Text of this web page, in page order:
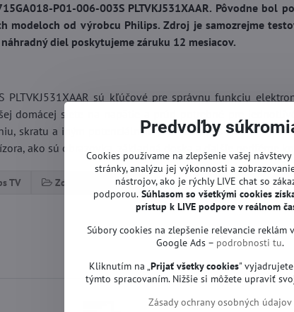
P01-006-003S PLTVKJ531XAAR. Pôvodne bol
modeloch od výrobcu Philips. Zdroj je samozrejme
diel poskytujeme záruku 12 mesiacov.
sú kľúčové pre správnu funkciu
domácej siete na napätie a prúd potrebné pre
skratu a iným potenciálnym problémom s elektrickým
ako sú obrazovka, základná doska a ďalšie periférne
TV Zdroje | Philips TV
Predvoľby
Cookies používame na zlepšenie vašej
stránky, analýzu jej výkonnosti a
nástrojov, ako je rýchly LIVE chat so
podporou. Súhlasom so všetkými cookies
prístup k LIVE podpore v reálnom
Súbory cookies na zlepšenie relevancie reklám
Google Ads – podrobnosti tu.
Kliknutím na „ Prijať všetky cookies"
týmto spracovaním. Nižšie si môžete upraviť
Zásady ochrany osobných údajov